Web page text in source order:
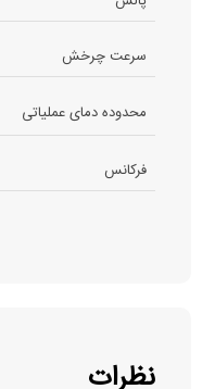
سرعت چرخش
محدوده دمای عملیاتی
فرکانس
نظرات